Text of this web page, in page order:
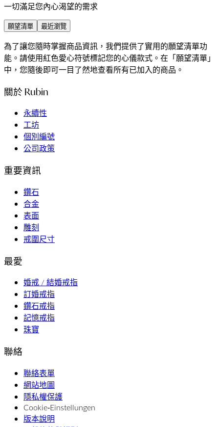
一切滿足您內心渴望的需求
願望清單 最近瀏覽
為了讓您隨時掌握商品資訊，我們提供了實用的願望清單功
能。請使用紅色愛心符號標記您的心儀款式。在「願望清單」
中，您隨後即可一目了然地查看所有已加入的商品。
關於 Rubin
永續性
工坊
個別編號
公司政策
重要資訊
鑽石
合金
表面
雕刻
戒圍尺寸
最愛
婚戒 / 結婚戒指
訂婚戒指
鑽石戒指
記憶戒指
珠寶
聯絡
聯絡表單
網站地圖
隱私權保護
Cookie‑Einstellungen
版本說明